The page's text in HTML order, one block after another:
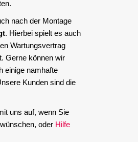
nach der Montage
. Hierbei spielt es auch
Wartungsvertrag
Gerne können wir
einige namhafte
Kunden sind die
uns auf, wenn Sie
oder Hilfe